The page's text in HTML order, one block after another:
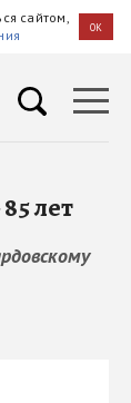
сайтом,
OK
лет